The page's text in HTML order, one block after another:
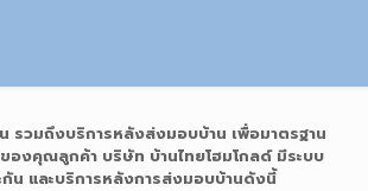
รวมถึงบริการหลังส่งมอบบ้าน เพื่อมาตรฐาน
ของคุณลูกค้า บริษัท บ้านไทยโฮมโกลด์ มีระบบ
กัน และบริการหลังการส่งมอบบ้านดังนี้